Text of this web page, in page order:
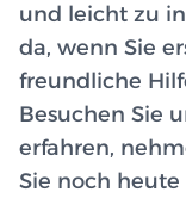
und leicht zu
da, wenn Sie
freundliche
Besuchen Sie
erfahren,
Sie noch heute